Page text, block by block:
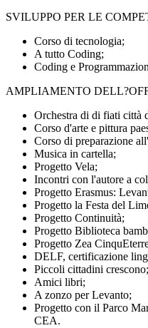
SVILUPPO PER LE
Corso di tecnologia;
A tutto Coding;
Coding e
AMPLIAMENTO
Orchestra di di fiati città
Corso d'arte e pittura
Corso di preparazione
Musica in cartella;
Progetto Vela;
Incontri con l'autore a
Progetto Erasmus:
Progetto la Festa del
Progetto Continuità;
Progetto Biblioteca
Progetto Zea
DELF, certificazione
Piccoli cittadini crescono;
Amici libri;
A zonzo per Levanto;
Progetto con il Parco
CEA.